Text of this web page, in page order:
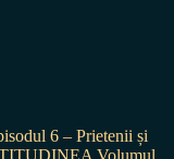
6 – Prietenii și